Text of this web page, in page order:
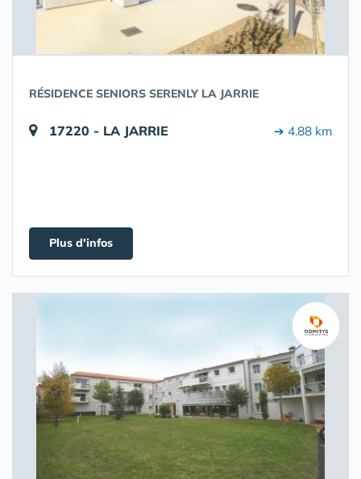
RÉSIDENCE SENIORS SERENLY LA JARRIE
17220 - LA JARRIE ➔ 4.88 km
Plus d'infos